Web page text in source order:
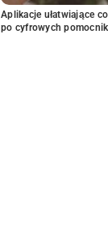
Aplikacje ułatwiające
po cyfrowych